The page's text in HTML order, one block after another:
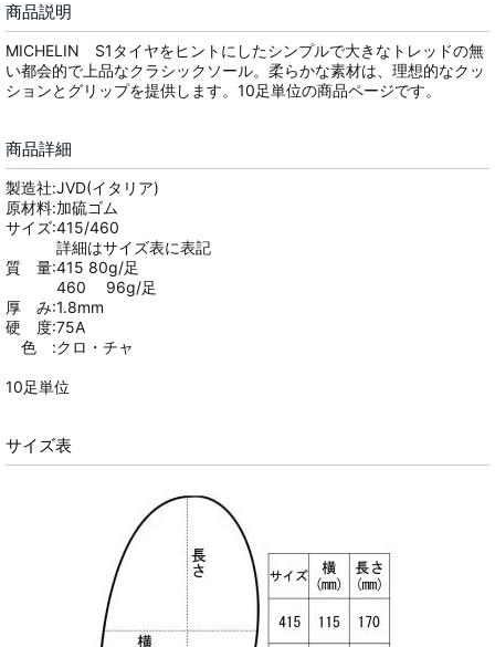
商品説明
MICHELIN S1タイヤをヒントにしたシンプルで大きなトレッドの無
い都会的で上品なクラシックソール。柔らかな素材は、理想的なクッ
ションとグリップを提供します。10足単位の商品ページです。
商品詳細
製造社:JVD(イタリア)
原材料:加硫ゴム
サイズ:415/460
詳細はサイズ表に表記
質 量:415 80g/足
460 96g/足
厚 み:1.8mm
硬 度:75A
色 :クロ・チャ
10足単位
サイズ表